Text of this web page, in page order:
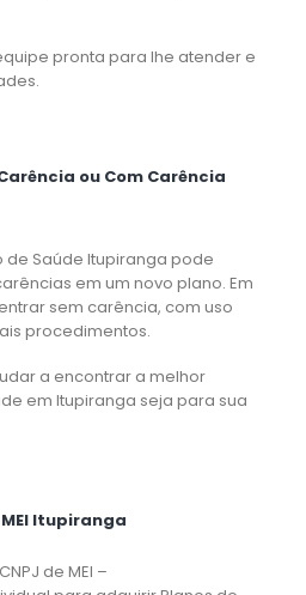
pronta para lhe atender e
ou Com Carência
de Saúde Itupiranga pode
em um novo plano. Em
sem carência, com uso
procedimentos.
a encontrar a melhor
em Itupiranga seja para sua
Itupiranga
de MEI –